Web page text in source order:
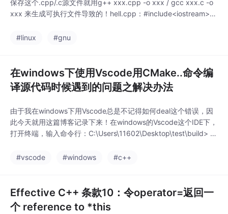
保存这个.cpp/.c源文件就用g++ xxx.cpp -o xxx / gcc xxx.c -o
xxx 来生成可执行文件导致的！hell.cpp：#include<iostream>us
#linux #gnu
在windows下使用Vscode用CMake..命令编
译源代码时候遇到的问题之解决办法
由于我在windows下用Vscode总是不记得如何deal这个错误，因
此今天就用这篇博客记录下来！在windows的Vscode这个IDE下，
打开终端，输入命令行：C:\Users\11602\Desktop\test\build> c
e CXX compiler ident
#vscode #windows #c++
Effective C++ 条款10：令operator=返回一
个 reference to *this